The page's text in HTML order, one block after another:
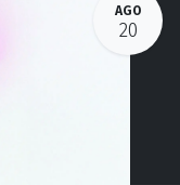
AGO
20